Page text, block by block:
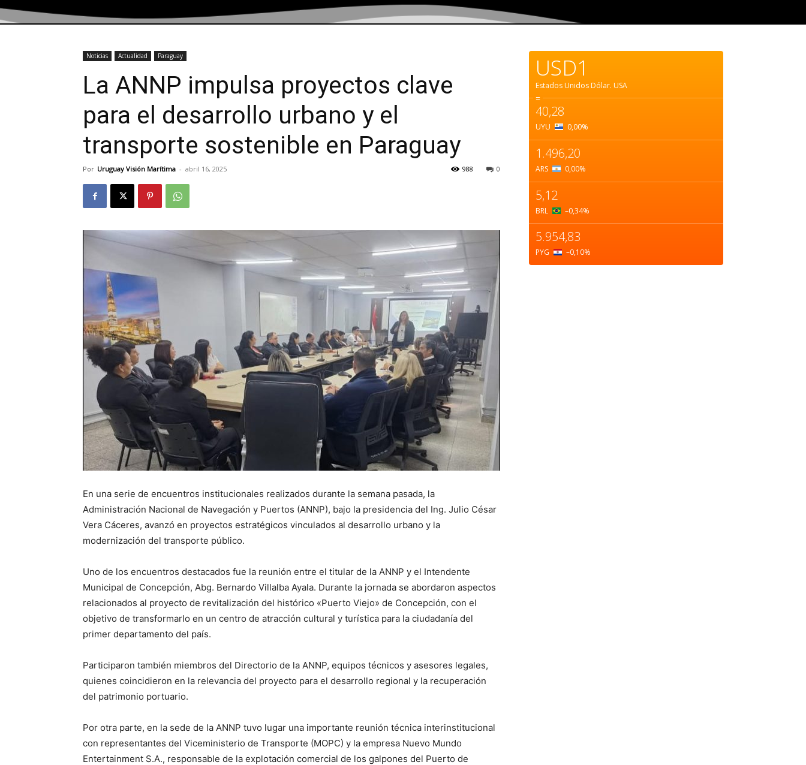
Noticias Actualidad Paraguay
La ANNP impulsa proyectos clave
para el desarrollo urbano y el
transporte sostenible en Paraguay
Por Uruguay Visión Marítima - abril 16, 2025 0
988
En una serie de encuentros institucionales realizados durante la semana pasada, la
Administración Nacional de Navegación y Puertos (ANNP), bajo la presidencia del Ing. Julio César
Vera Cáceres, avanzó en proyectos estratégicos vinculados al desarrollo urbano y la
modernización del transporte público.
Uno de los encuentros destacados fue la reunión entre el titular de la ANNP y el Intendente
Municipal de Concepción, Abg. Bernardo Villalba Ayala. Durante la jornada se abordaron aspectos
relacionados al proyecto de revitalización del histórico «Puerto Viejo» de Concepción, con el
objetivo de transformarlo en un centro de atracción cultural y turística para la ciudadanía del
primer departamento del país.
Participaron también miembros del Directorio de la ANNP, equipos técnicos y asesores legales,
quienes coincidieron en la relevancia del proyecto para el desarrollo regional y la recuperación
del patrimonio portuario.
Por otra parte, en la sede de la ANNP tuvo lugar una importante reunión técnica interinstitucional
con representantes del Viceministerio de Transporte (MOPC) y la empresa Nuevo Mundo
Entertainment S.A., responsable de la explotación comercial de los galpones del Puerto de
USD1
Estados Unidos Dólar. USA
=
40,28
UYU 0,00%
1.496,20
ARS 0,00%
5,12
BRL –0,34%
5.954,83
PYG –0,10%